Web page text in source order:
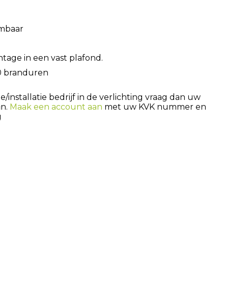
in een vast plafond.
branduren
installatie bedrijf in de verlichting vraag dan uw
Maak een account aan met uw KVK nummer en